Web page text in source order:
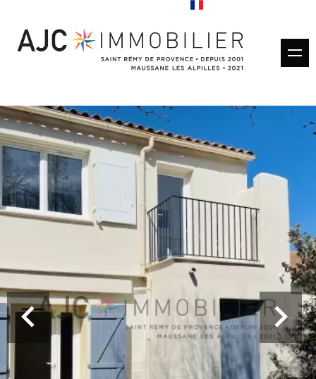
Louer
Gestion locative
Estimation
Nos agences
L'équipe